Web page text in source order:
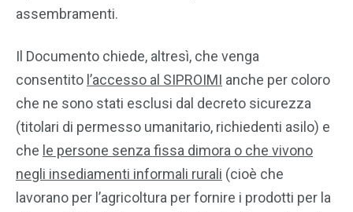
assembramenti.
Il Documento chiede, altresì, che venga
consentito l’accesso al SIPROIMI anche per coloro
che ne sono stati esclusi dal decreto sicurezza
(titolari di permesso umanitario, richiedenti asilo) e
che le persone senza fissa dimora o che vivono
negli insediamenti informali rurali (cioè che
lavorano per l’agricoltura per fornire i prodotti per la